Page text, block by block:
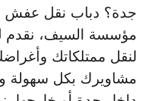
جدة؟ دباب نقل عفش
مؤسسة السيف، نقدم
لنقل ممتلكاتك
مشاويرك بكل سهولة